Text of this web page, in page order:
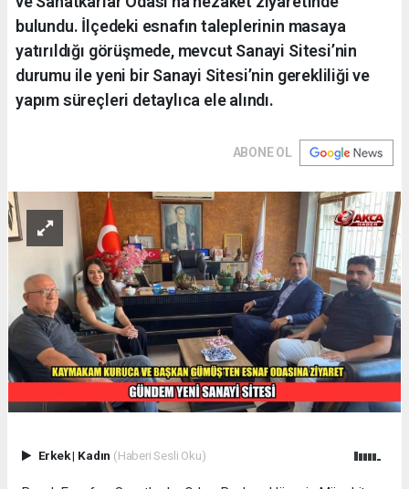
bulundu. İlçedeki esnafın taleplerinin masaya
yatırıldığı görüşmede, mevcut Sanayi Sitesi’nin
durumu ile yeni bir Sanayi Sitesi’nin gerekliliği ve
yapım süreçleri detaylıca ele alındı.
ABONE OL
Erkek| Kadın (Haberi Sesli Oku)